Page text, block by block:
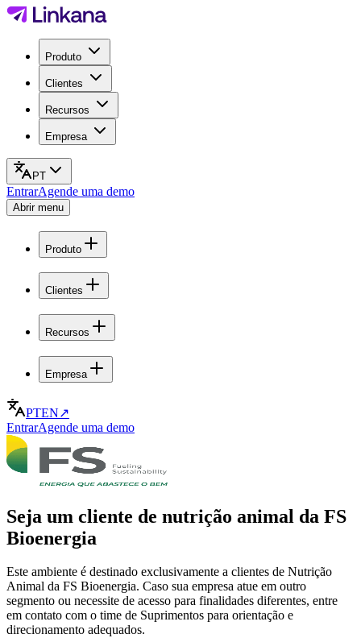
Produto
Clientes
Recursos
Empresa
PT
EntrarAgende uma demo
Abrir menu
Produto
Clientes
Recursos
Empresa
PTEN↗
EntrarAgende uma demo
Seja um cliente de nutrição animal da FS
Bioenergia
Este ambiente é destinado exclusivamente a clientes de Nutrição
Animal da FS Bioenergia. Caso sua empresa atue em outro
segmento ou necessite de acesso para finalidades diferentes, entre
em contato com o time de Suprimentos para orientação e
direcionamento adequados.